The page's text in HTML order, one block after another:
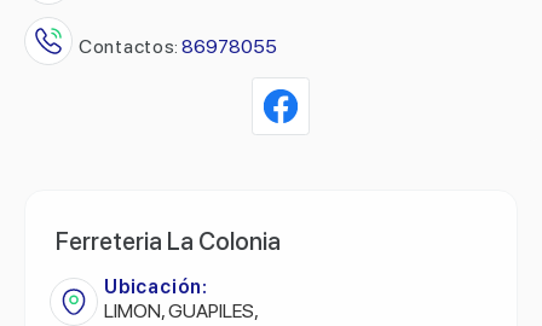
Contactos: 86978055
Ferreteria La Colonia
Ubicación:
LIMON, GUAPILES,